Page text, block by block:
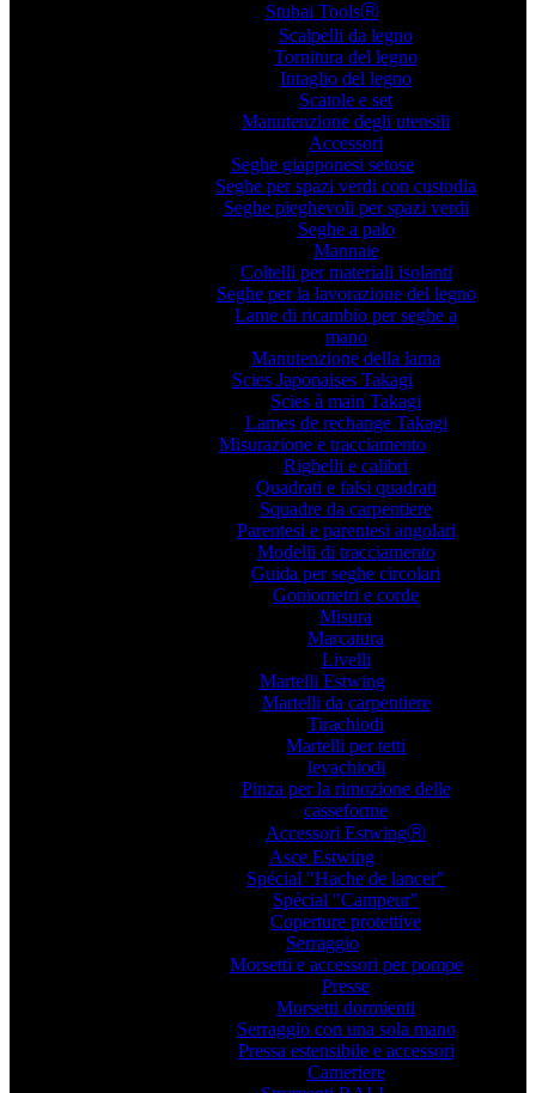
Stubai ToolsⓇ
Scalpelli da legno
Tornitura del legno
Intaglio del legno
Scatole e set
Manutenzione degli utensili
Accessori
Seghe giapponesi setose
Seghe per spazi verdi con custodia
Seghe pieghevoli per spazi verdi
Seghe a palo
Mannaie
Coltelli per materiali isolanti
Seghe per la lavorazione del legno
Lame di ricambio per seghe a
mano
Manutenzione della lama
Scies Japonaises Takagi
Scies à main Takagi
Lames de rechange Takagi
Misurazione e tracciamento
Righelli e calibri
Quadrati e falsi quadrati
Squadre da carpentiere
Parentesi e parentesi angolari
Modelli di tracciamento
Guida per seghe circolari
Goniometri e corde
Misura
Marcatura
Livelli
Martelli Estwing
Martelli da carpentiere
Tirachiodi
Martelli per tetti
levachiodi
Pinza per la rimozione delle
casseforme
Accessori EstwingⓇ
Asce Estwing
Spécial "Hache de lancer"
Spécial "Campeur"
Coperture protettive
Serraggio
Morsetti e accessori per pompe
Presse
Morsetti dormienti
Serraggio con una sola mano
Pressa estensibile e accessori
Cameriere